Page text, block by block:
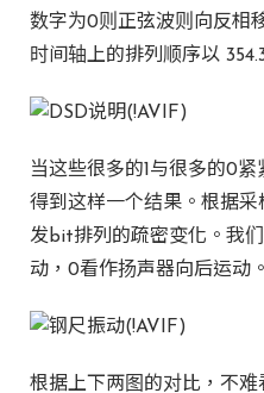
数字为0则正弦波则向反相
时间轴上的排列顺序以
当这些很多的1与很多的0紧
得到这样一个结果。根据采
发bit排列的疏密变化。我
动，0看作扬声器向后运动。
根据上下两图的对比，不